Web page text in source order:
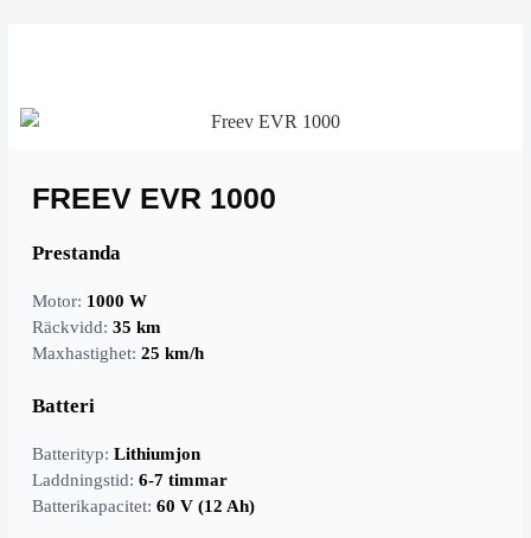
FREEV EVR 1000
Prestanda
Motor: 1000 W
Räckvidd: 35 km
Maxhastighet: 25 km/h
Batteri
Batterityp: Lithiumjon
Laddningstid: 6-7 timmar
Batterikapacitet: 60 V (12 Ah)